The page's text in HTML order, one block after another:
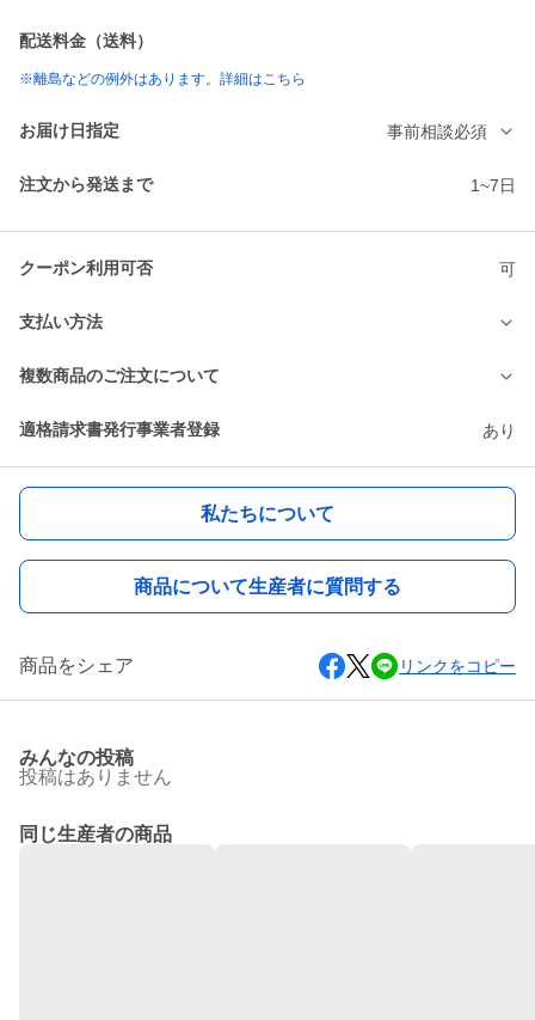
配送料金（送料）
※離島などの例外はあります。詳細はこちら
お届け日指定 事前相談必須
注文から発送まで 1~7日
クーポン利用可否 可
支払い方法
複数商品のご注文について
適格請求書発行事業者登録 あり
私たちについて
商品について生産者に質問する
商品をシェア リンクをコピー
みんなの投稿
投稿はありません
同じ生産者の商品